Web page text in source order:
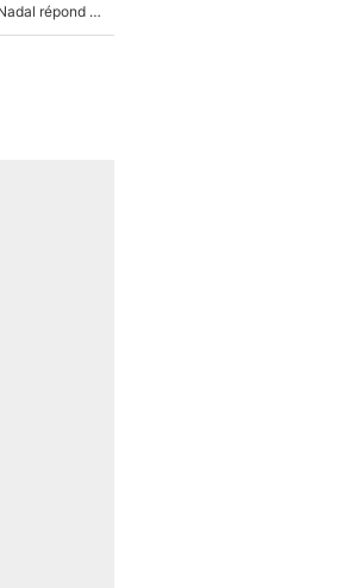
«C'est le meilleur joueur de l'histoire», Rafael Nadal répond à la question que tout le monde se pose !